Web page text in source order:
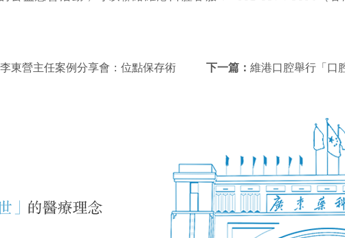
東營主任案例分享會：位點保存術
下一篇：維港口腔舉行「口